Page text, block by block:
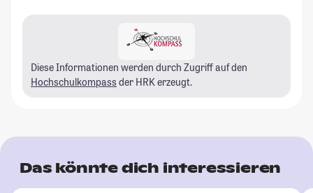
Diese Informationen werden durch Zugriff auf den
Hochschulkompass der HRK erzeugt.
Das könnte dich interessieren